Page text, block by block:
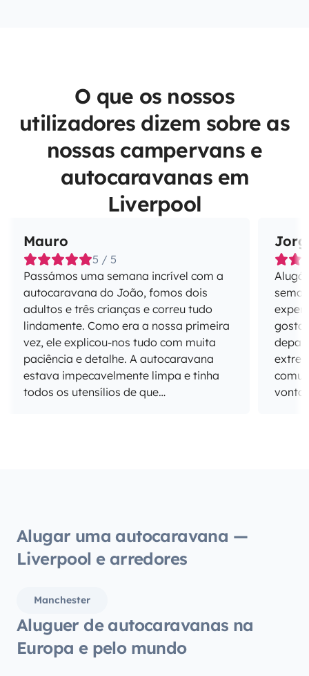
O que os nossos
utilizadores dizem sobre as
nossas campervans e
autocaravanas em
Liverpool
Mauro
5 / 5
Passámos uma semana incrível com a
autocaravana do João, fomos dois
adultos e três crianças e correu tudo
lindamente. Como era a nossa primeira
vez, ele explicou-nos tudo com muita
paciência e detalhe. A autocaravana
estava impecavelmente limpa e tinha
todos os utensílios de que
gostar ou não.
Alugar uma autocaravana —
Liverpool e arredores
Manchester
Aluguer de autocaravanas na
Europa e pelo mundo